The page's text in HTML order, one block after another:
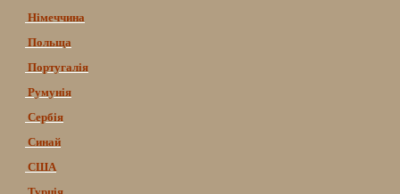
Німеччина
Польща
Португалія
Румунія
Сербія
Синай
США